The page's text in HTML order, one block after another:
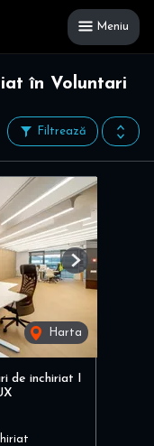
Meniu
în Voluntari
Filtrează
Harta
Next
de inchiriat I